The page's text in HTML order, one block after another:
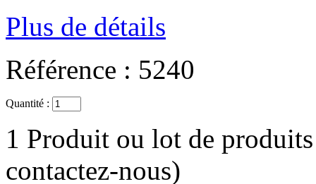
Plus de détails
Référence : 5240
Quantité :
1 Produit ou lot de
contactez-nous)